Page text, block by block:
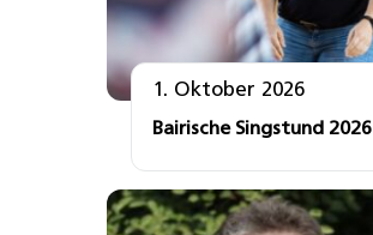
1. Oktober 2026
Bairische Singstund 2026